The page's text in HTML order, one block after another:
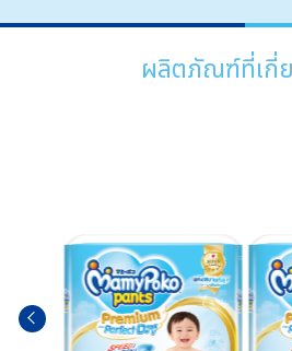
o
o
k
ผลิตภัณฑ์ที่เกี่
ไซส์
ก่อน